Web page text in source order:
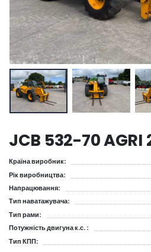
JCB 532-70 AGRI
Країна виробник:
Рік виробництва:
Напрацювання:
Тип наватажувача:
Тип рами:
Потужність двигуна к.с. :
Тип КПП: